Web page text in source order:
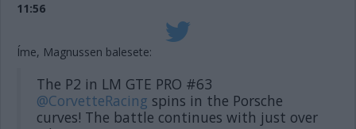
11:56
Íme, Magnussen balesete:
The P2 in LM GTE PRO #63
@CorvetteRacing spins in the Porsche
curves! The battle continues with just over